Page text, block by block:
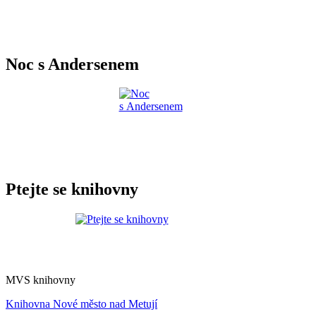
Noc s Andersenem
Ptejte se knihovny
MVS knihovny
Knihovna Nové město nad Metují